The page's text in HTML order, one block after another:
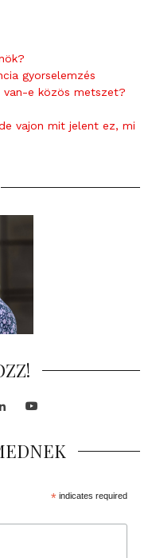
gyorselemzés
van-e közös metszet?
vajon mit jelent ez, mi
LinkedInYoutube
*indicates required